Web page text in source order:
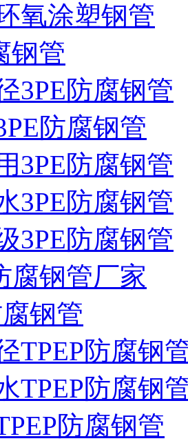
氧涂塑钢管
钢管
3PE防腐钢管
防腐钢管
3PE防腐钢管
3PE防腐钢管
3PE防腐钢管
腐钢管厂家
钢管
TPEP防腐钢
TPEP防腐钢
防腐钢管